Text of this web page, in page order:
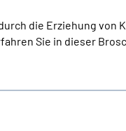
die Erziehung von
Sie in dieser